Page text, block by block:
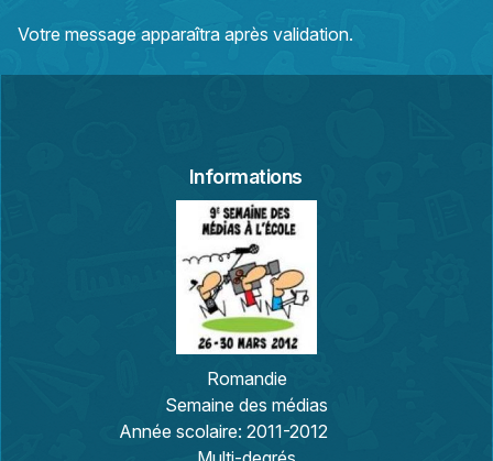
Votre message apparaîtra après validation.
Informations
Romandie
Semaine des médias
Année scolaire: 2011-2012